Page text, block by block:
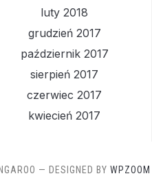
luty 2018
grudzień 2017
październik 2017
sierpień 2017
czerwiec 2017
kwiecień 2017
— DESIGNED BY WPZOOM